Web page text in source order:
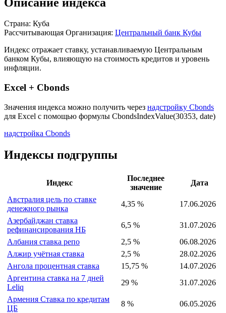
Страна: Куба
Рассчитывающая Организация: Центральный банк Кубы
Индекс отражает ставку, устанавливаемую Центральным
банком Кубы, влияющую на стоимость кредитов и уровень
инфляции.
Excel + Cbonds
Значения индекса можно получить через надстройку Cbonds
для Excel с помощью формулы CbondsIndexValue(30353, date)
надстройка Cbonds
Индексы подгруппы
Индекс
Последнее
значение
Дата
Австралия цель по ставке
денежного рынка
4,35 %
17.06.2026
Азербайджан ставка
рефинансирования НБ
6,5 %
31.07.2026
Албания ставка репо
2,5 %
06.08.2026
Алжир учётная ставка
2,5 %
28.02.2026
Ангола процентная ставка
15,75 %
14.07.2026
Аргентина ставка на 7 дней
Leliq
29 %
31.07.2026
Армения Ставка по кредитам
ЦБ
8 %
06.05.2026